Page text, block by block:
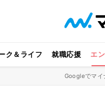
ク＆ライフ 就職応援 エ
Googleでマイ